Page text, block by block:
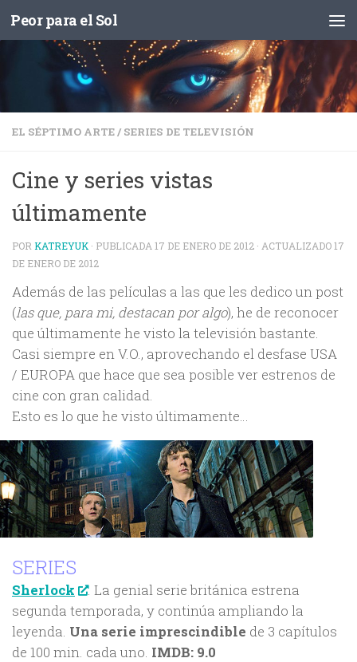
Saltar al contenido
Peor para el Sol
EL SÉPTIMO ARTE/ SERIES DE TELEVISIÓN
Cine y series vistas
últimamente
POR KATREYUK · PUBLICADA 17 DE ENERO DE 2012 · ACTUALIZADO17
DE ENERO DE 2012
Además de las películas a las que les dedico un post
(las que, para mi, destacan por algo), he de reconocer
que últimamente he visto la televisión bastante.
Casi siempre en V.O., aprovechando el desfase USA
/ EUROPA que hace que sea posible ver estrenos de
cine con gran calidad.
Esto es lo que he visto últimamente…
SERIES
Sherlock
. La genial serie británica estrena
segunda temporada, y continúa ampliando la
leyenda. Una serie imprescindible de 3 capítulos
de 100 min. cada uno. IMDB: 9.0